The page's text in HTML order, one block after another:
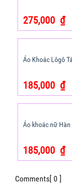
275,000 ₫
Áo Khoác Lôgô
185,000 ₫
Áo khoác nữ
185,000 ₫
Comments[ 0 ]